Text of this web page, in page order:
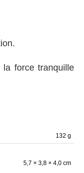
la force tranquille
132 g
5,7 × 3,8 × 4,0 cm